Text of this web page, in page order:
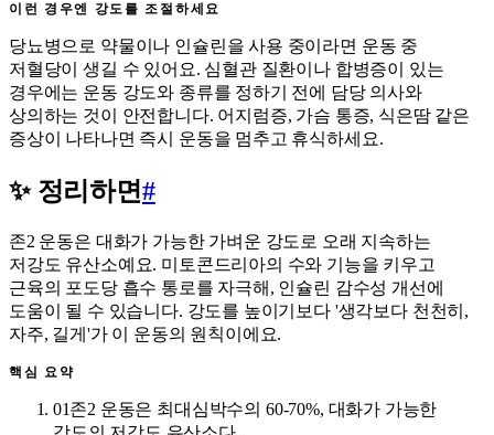
이런 경우엔 강도를 조절하세요
당뇨병으로 약물이나 인슐린을 사용 중이라면 운동 중
저혈당이 생길 수 있어요. 심혈관 질환이나 합병증이 있는
경우에는 운동 강도와 종류를 정하기 전에 담당 의사와
상의하는 것이 안전합니다. 어지럼증, 가슴 통증, 식은땀 같은
증상이 나타나면 즉시 운동을 멈추고 휴식하세요.
✨ 정리하면#
존2 운동은 대화가 가능한 가벼운 강도로 오래 지속하는
저강도 유산소예요. 미토콘드리아의 수와 기능을 키우고
근육의 포도당 흡수 통로를 자극해, 인슐린 감수성 개선에
도움이 될 수 있습니다. 강도를 높이기보다 '생각보다 천천히,
자주, 길게'가 이 운동의 원칙이에요.
핵심 요약
01존2 운동은 최대심박수의 60-70%, 대화가 가능한